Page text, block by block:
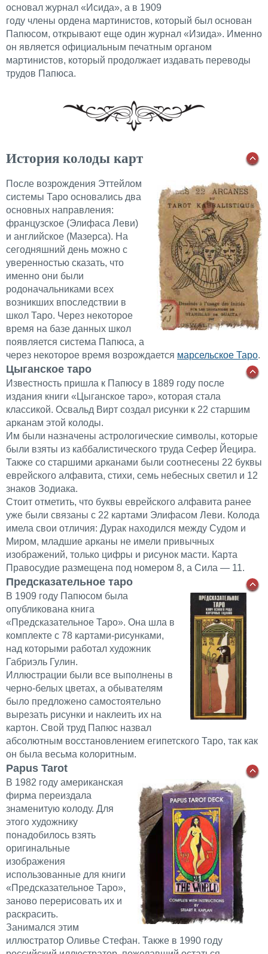
основал журнал «Исида», а в 1909
году члены ордена мартинистов, который был основан
Папюсом, открывают еще один журнал «Изида». Именно
он является официальным печатным органом
мартинистов, который продолжает издавать переводы
трудов Папюса.
История колоды карт
После возрождения Эттейлом
системы Таро основались два
основных направления:
французское (Элифаса Леви)
и английское (Мазерса). На
сегодняшний день можно с
уверенностью сказать, что
именно они были
родоначальниками всех
возникших впоследствии в
школ Таро. Через некоторое
время на базе данных школ
появляется система Папюса, а
через некоторое время возрождается марсельское Таро.
Цыганское таро
Известность пришла к Папюсу в 1889 году после
издания книги «Цыганское таро», которая стала
классикой. Освальд Вирт создал рисунки к 22 старшим
арканам этой колоды.
Им были назначены астрологические символы, которые
были взяты из каббалистического труда Сефер Йецира.
Также со старшими арканами были соотнесены 22 буквы
еврейского алфавита, стихи, семь небесных светил и 12
знаков Зодиака.
Стоит отметить, что буквы еврейского алфавита ранее
уже были связаны с 22 картами Элифасом Леви. Колода
имела свои отличия: Дурак находился между Судом и
Миром, младшие арканы не имели привычных
изображений, только цифры и рисунок масти. Карта
Правосудие размещена под номером 8, а Сила — 11.
Предсказательное таро
В 1909 году Папюсом была
опубликована книга
«Предсказательное Таро». Она шла в
комплекте с 78 картами-рисунками,
над которыми работал художник
Габриэль Гулин.
Иллюстрации были все выполнены в
черно-белых цветах, а обывателям
было предложено самостоятельно
вырезать рисунки и наклеить их на
картон. Свой труд Папюс назвал
абсолютным восстановлением египетского Таро, так как
он была весьма колоритным.
Papus Tarot
В 1982 году американская
фирма переиздала
знаменитую колоду. Для
этого художнику
понадобилось взять
оригинальные
изображения
использованные для книги
«Предсказательное Таро»,
заново перерисовать их и
раскрасить.
Занимался этим
иллюстратор Оливье Стефан. Также в 1990 году